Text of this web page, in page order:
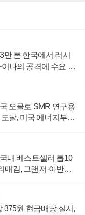
만 톤 한국에서 러시
나의 공격에 수요 늘
오클로 SMR 연구용
달, 미국 에너지부
내 베스트셀러 톱10
매김, 그랜저·아반떼
375원 현금배당 실시,